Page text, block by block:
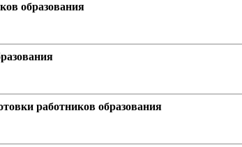
образования
работников образования